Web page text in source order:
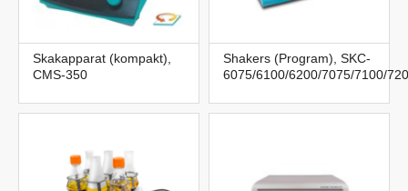
Skakapparat (kompakt),
CMS-350
Shakers (Program), SKC-
6075/6100/6200/7075/7100/